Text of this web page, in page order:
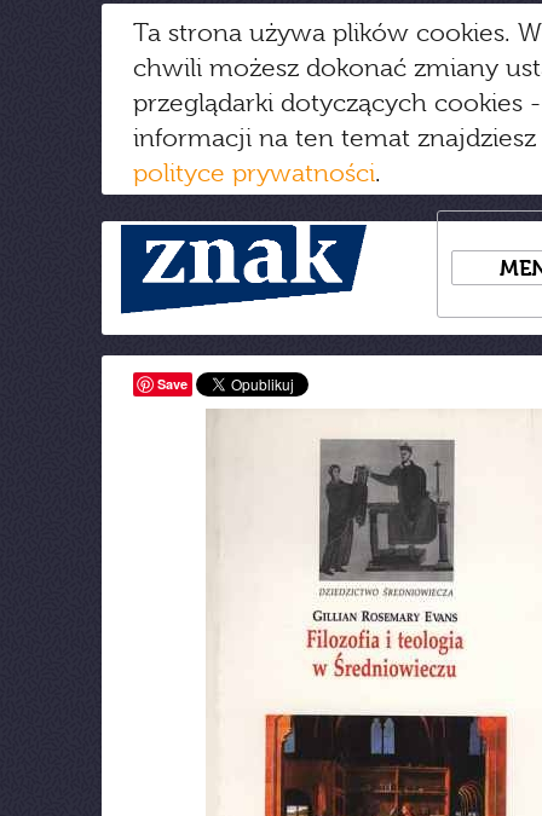
Ta strona używa plików cookies.
chwili możesz dokonać zmiany
przeglądarki dotyczących cookies
informacji na ten temat
polityce prywatności.
Save